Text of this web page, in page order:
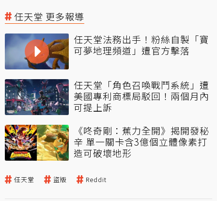
任天堂 更多報導
任天堂法務出手！粉絲自製「寶
可夢地理頻道」遭官方擊落
任天堂「角色召喚戰鬥系統」遭
美國專利商標局駁回！兩個月內
可提上訴
《咚奇剛：蕉力全開》揭開發秘
辛 單一關卡含3億個立體像素打
造可破壞地形
任天堂 盜版 Reddit